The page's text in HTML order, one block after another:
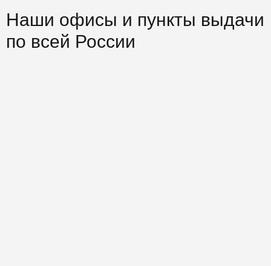
Наши офисы и пункты выдачи
по всей России